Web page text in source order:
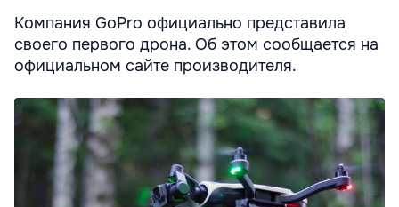
Компания GoPro официально представила
своего первого дрона. Об этом сообщается на
официальном сайте производителя.